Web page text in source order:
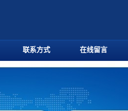
联系方式 在线留言